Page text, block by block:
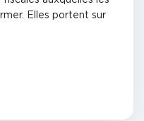
Elles portent sur